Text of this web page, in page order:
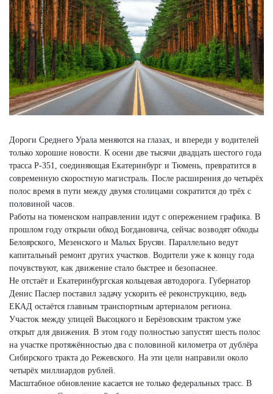
Дороги Среднего Урала меняются на глазах, и впереди у водителей
только хорошие новости. К осени две тысячи двадцать шестого года
трасса Р-351, соединяющая Екатеринбург и Тюмень, превратится в
современную скоростную магистраль. После расширения до четырёх
полос время в пути между двумя столицами сократится до трёх с
половиной часов.
Работы на тюменском направлении идут с опережением графика. В
прошлом году открыли обход Богдановича, сейчас возводят обходы
Белоярского, Мезенского и Малых Брусян. Параллельно ведут
капитальный ремонт других участков. Водители уже к концу года
почувствуют, как движение стало быстрее и безопаснее.
Не отстаёт и Екатеринбургская кольцевая автодорога. Губернатор
Денис Паслер поставил задачу ускорить её реконструкцию, ведь
ЕКАД остаётся главным транспортным артериалом региона.
Участок между улицей Высоцкого и Берёзовским трактом уже
открыт для движения. В этом году полностью запустят шесть полос
на участке протяжённостью два с половиной километра от дублёра
Сибирского тракта до Режевского. На эти цели направили около
четырёх миллиардов рублей.
Масштабное обновление касается не только федеральных трасс. В